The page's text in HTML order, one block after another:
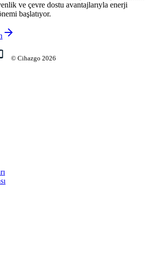
ve çevre dostu avantajlarıyla enerji
başlatıyor.
© Cihazgo 2026